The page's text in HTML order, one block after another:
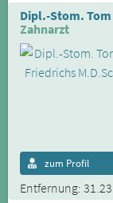
Dipl.-Stom.
Zahnarzt
Entfernung:
zum Profil